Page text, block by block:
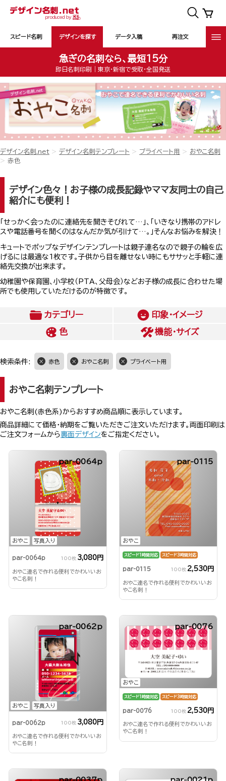
スピード名刺 デザインを探す データ入稿 再注文
急ぎの名刺なら、最短15分
即日名刺印刷｜東京・新宿で受取・全国発送
デザイン名刺.net デザイン名刺テンプレート プライベート用
おやこ名刺
赤色
デザイン色々！お子様の成長記録やママ友同士の自己
紹介にも便利！
「せっかく会ったのに連絡先を聞きそびれて…」、「いきなり携帯のアドレ
スや電話番号を聞くのはなんだか気が引けて…。」そんなお悩みを解決！
キュートでポップなデザインテンプレートは親子連名なので親子の輪を広
げるには最適な1枚です。子供から目を離せない時にもササッと手軽に連
絡先交換が出来ます。
幼稚園や保育園、小学校（PTA、父母会）などお子様の成長に合わせた場
所でも使用していただけるのが特徴です。
カテゴリー
印象・イメージ
色
機能・サイズ
検索条件: 赤色 おやこ名刺 プライベート用
おやこ名刺テンプレート
おやこ名刺(赤色系)からおすすめ商品順に表示しています。
商品詳細にて価格・納期をご覧いただきご注文いただけます。両面印刷は
ご注文フォームから裏面デザインをご指定ください。
おやこ 写真入り
par-0064p
par-0064p 100枚 3,080円
おやこ連名で作れる便利でかわいいお
やこ名刺！
おやこ
par-0115
スピード1時間対応 スピード3時間対応
par-0115 100枚 2,530円
おやこ連名で作れる便利でかわいいお
やこ名刺！
おやこ 写真入り
par-0062p
par-0062p 100枚 3,080円
おやこ連名で作れる便利でかわいいお
やこ名刺！
おやこ
par-0076
スピード1時間対応 スピード3時間対応
par-0076 100枚 2,530円
おやこ連名で作れる便利でかわいいお
やこ名刺！